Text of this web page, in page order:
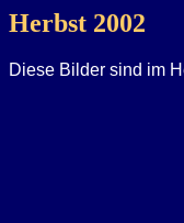
Herbst 2002
Diese Bilder sind im